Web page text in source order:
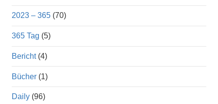
2023 – 365 (70)
365 Tag (5)
Bericht(4)
Bücher (1)
Daily (96)